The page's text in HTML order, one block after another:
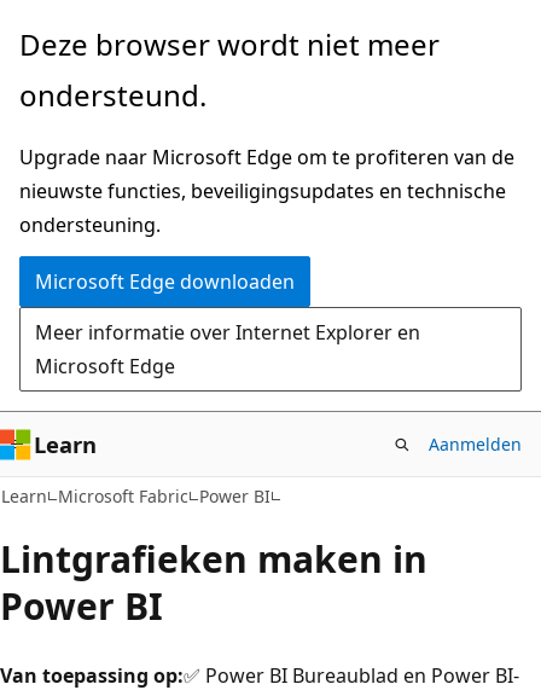
Naar
gaan
Deze browser wordt niet meer
ondersteund.
Upgrade naar Microsoft Edge om te profiteren van de
nieuwste functies, beveiligingsupdates en technische
ondersteuning.
Microsoft Edge downloaden
Meer informatie over Internet Explorer en
Microsoft Edge
Learn Aanmelden
Learn Microsoft Fabric Power BI
Lintgrafieken maken in
Power BI
Van toepassing op:✅ Power BI Bureaublad en Power BI-